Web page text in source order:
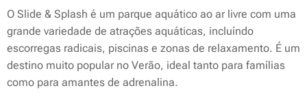
O Slide & Splash é um parque aquático ao ar livre com uma
grande variedade de atrações aquáticas, incluíndo
escorregas radicais, piscinas e zonas de relaxamento. É um
destino muito popular no Verão, ideal tanto para famílias
como para amantes de adrenalina.